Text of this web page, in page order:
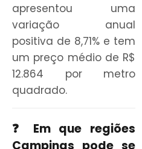
apresentou uma
variação anual
positiva de 8,71% e tem
um preço médio de R$
12.864 por metro
quadrado.
❓ Em que regiões
Campinas pode se